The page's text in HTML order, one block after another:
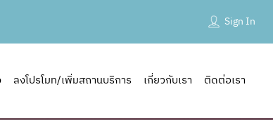
Sign In
ลงโปรโมท/เพิ่มสถานบริการ เกี่ยวกับเรา ติดต่อเรา